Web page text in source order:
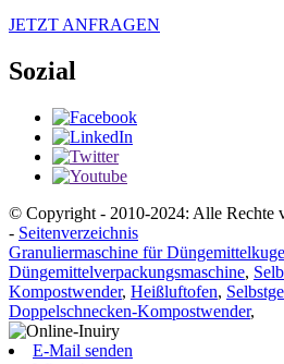
JETZT ANFRAGEN
Sozial
© Copyright - 2010-2024: Alle Rechte
- Seitenverzeichnis
Granuliermaschine für
Düngemittelverpackungsmaschine,
Kompostwender, Heißluftofen,
Doppelschnecken-Kompostwender,
E-Mail senden